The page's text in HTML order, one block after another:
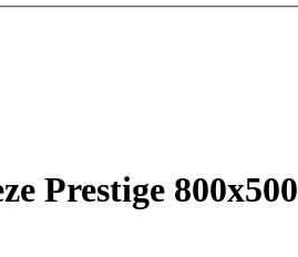
Prestige 800x500